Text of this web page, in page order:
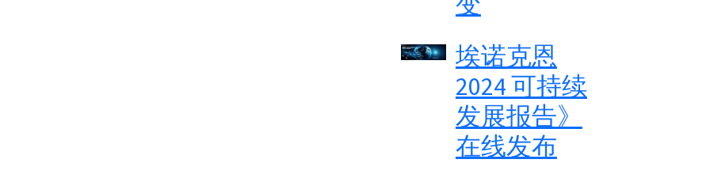
埃诺克恩
2024 可持续
发展报告》
在线发布